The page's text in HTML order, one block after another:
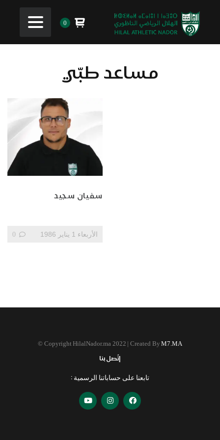
0
مساعد طبّي
سفيان سجيد
الأربعاء 1 يناير 1986 0
Copyright HilalNador.ma 2022 | Created ByM7.MA
©
إتّصل بنا
تابعنا على حساباتنا الرسمية :